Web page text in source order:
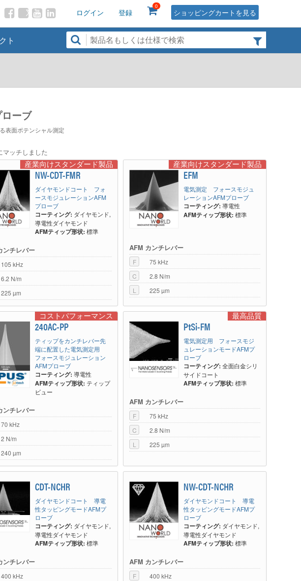
ログイン 登録
0
ショッピングカートを見る
ト
ローブ
表面ポテンシャル測定
マッチしました
産業向けスタンダード製品
NW-CDT-FMR
ダイヤモンドコート フォ
ースモジュレーションAFM
プローブ
コーティング: ダイヤモンド,
導電性ダイヤモンド
AFMティップ形状: 標準
ンチレバー
105 kHz
6.2 N/m
225 µm
産業向けスタンダード製品
EFM
電気測定 フォースモジュ
レーションAFMプローブ
コーティング: 導電性
AFMティップ形状: 標準
AFM カンチレバー
F
75 kHz
C
2.8 N/m
L
225 µm
コストパフォーマンス
240AC-PP
ティップをカンチレバー先
端に配置した電気測定用
フォースモジュレーション
AFMプローブ
コーティング: 導電性
AFMティップ形状: ティップ
ビュー
ンチレバー
70 kHz
2 N/m
240 µm
最高品質
PtSi-FM
電気測定用 フォースモジ
ュレーションモードAFMプ
ローブ
コーティング: 全面白金シリ
サイドコート
AFMティップ形状: 標準
AFM カンチレバー
F
75 kHz
C
2.8 N/m
L
225 µm
CDT-NCHR
ダイヤモンドコート 導電
性タッピングモードAFMプ
ローブ
コーティング: ダイヤモンド,
導電性ダイヤモンド
AFMティップ形状: 標準
ンチレバー
400 kHz
NW-CDT-NCHR
ダイヤモンドコート 導電
性タッピングモードAFMプ
ローブ
コーティング: ダイヤモンド,
導電性ダイヤモンド
AFMティップ形状: 標準
AFM カンチレバー
F
400 kHz